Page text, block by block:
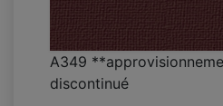
A349
discontinué